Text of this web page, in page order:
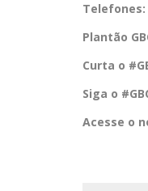
Telefones:
Plantão
Curta o
Siga o
Acesse o